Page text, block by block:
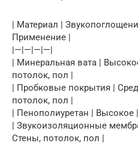
| Материал |
Применение |
|—|—|—|—|
| Минеральная вата |
потолок, пол |
| Пробковые покрытия |
потолок, пол |
| Пенополиуретан | Высокое
| Звукоизоляционные
Стены, потолок, пол |